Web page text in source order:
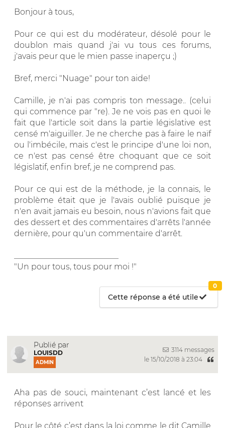
Bonjour à tous,
Pour ce qui est du modérateur, désolé pour le
doublon mais quand j'ai vu tous ces forums,
j'avais peur que le mien passe inaperçu ;)
Bref, merci "Nuage" pour ton aide!
Camille, je n'ai pas compris ton message.. (celui
qui commence par "re). Je ne vois pas en quoi le
fait que l'article soit dans la partie législative est
censé m'aiguiller. Je ne cherche pas à faire le naïf
ou l'imbécile, mais c'est le principe d'une loi non,
ce n'est pas censé être choquant que ce soit
législatif, enfin bref, je ne comprend pas.
Pour ce qui est de la méthode, je la connais, le
problème était que je l'avais oublié puisque je
n'en avait jamais eu besoin, nous n'avions fait que
des dessert et des commentaires d'arrêts l'année
dernière, pour qu'un commentaire d'arrêt.
"Un pour tous, tous pour moi !"
Cette réponse a été utile
0
Publié par
LOUISDD
ADMIN
3114 messages
le 15/10/2018 à 23:04
Aha pas de souci, maintenant c’est lancé et les
réponses arrivent
Pour le côté c’est dans la loi comme le dit Camille